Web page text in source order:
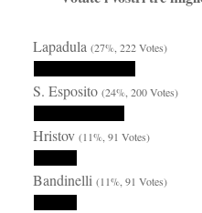
Lapadula(27%, 222 Votes)
S. Esposito(24%, 200 Votes)
Hristov(11%, 91 Votes)
Bandinelli(11%, 91 Votes)